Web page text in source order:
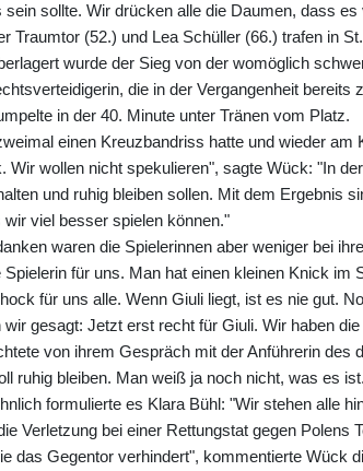
sein sollte. Wir drücken alle die Daumen, dass
Traumtor (52.) und Lea Schüller (66.) trafen in
wurde der Sieg von der womöglich
die in der Vergangenheit bereits
in der 40. Minute unter Tränen vom Platz.
einen Kreuzbandriss hatte und wieder
Wir wollen nicht spekulieren", sagte Wück: "In
und ruhig bleiben sollen. Mit dem Ergebnis
viel besser spielen können."
waren die Spielerinnen aber weniger bei
Spielerin für uns. Man hat einen kleinen Knick im
für uns alle. Wenn Giuli liegt, ist es nie gut.
wir gesagt: Jetzt erst recht für Giuli. Wir haben
von ihrem Gespräch mit der Anführerin des
ruhig bleiben. Man weiß ja noch nicht, was es
formulierte es Klara Bühl: "Wir stehen alle
Verletzung bei einer Rettungstat gegen Polens
das Gegentor verhindert", kommentierte Wück